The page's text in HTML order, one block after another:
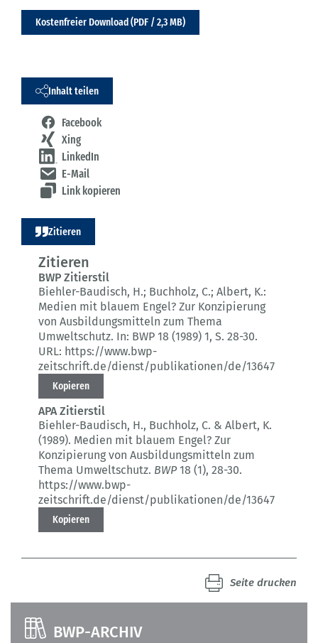
Kostenfreier Download (PDF / 2,3 MB)
Inhalt teilen
Facebook
Xing
LinkedIn
E-Mail
Link kopieren
Zitieren
Zitieren
BWP Zitierstil
Biehler-Baudisch, H.; Buchholz, C.; Albert, K.:
Medien mit blauem Engel? Zur Konzipierung
von Ausbildungsmitteln zum Thema
Umweltschutz. In: BWP 18 (1989) 1, S. 28-30.
URL: https://www.bwp-
zeitschrift.de/dienst/publikationen/de/13647
Kopieren
APA Zitierstil
Biehler-Baudisch, H., Buchholz, C. & Albert, K.
(1989). Medien mit blauem Engel? Zur
Konzipierung von Ausbildungsmitteln zum
Thema Umweltschutz. BWP18 (1), 28-30.
https://www.bwp-
zeitschrift.de/dienst/publikationen/de/13647
Kopieren
Seite drucken
BWP-ARCHIV